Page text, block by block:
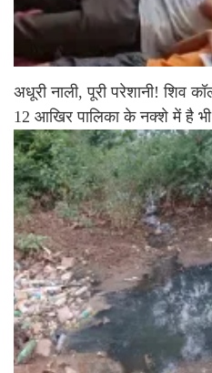
अधूरी नाली, पूरी परेशानी! शिव
12 आखिर पालिका के नक्शे में है भी